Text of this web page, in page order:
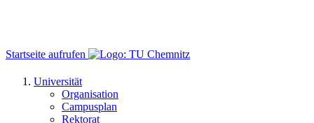
Startseite aufrufen
Universität
Organisation
Campusplan
Rektorat